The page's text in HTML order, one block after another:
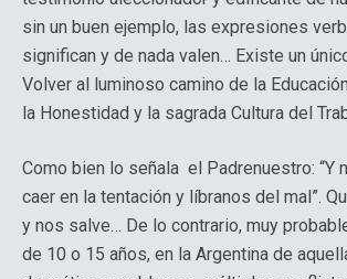
sin un buen ejemplo, las expresiones
significan y de nada valen… Existe un
Volver al luminoso camino de la
la Honestidad y la sagrada Cultura del
Como bien lo señala el Padrenuestro: “Y
caer en la tentación y líbranos del mal”.
y nos salve… De lo contrario, muy
de 10 o 15 años, en la Argentina de